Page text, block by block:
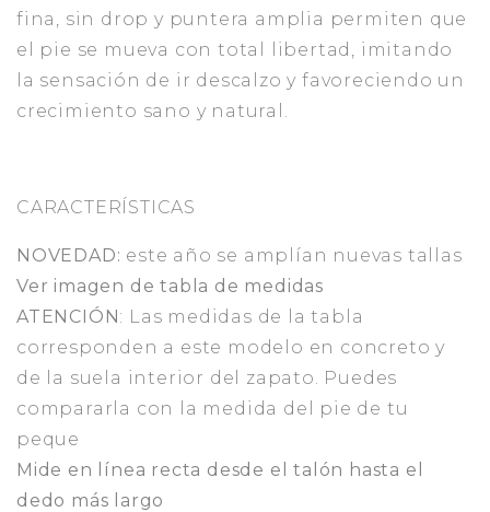
fina, sin drop y puntera amplia permiten que
el pie se mueva con total libertad, imitando
la sensación de ir descalzo y favoreciendo un
crecimiento sano y natural.
CARACTERÍSTICAS
NOVEDAD: este año se amplían nuevas tallas
Ver imagen de tabla de medidas
ATENCIÓN: Las medidas de la tabla
corresponden a este modelo en concreto y
de la suela interior del zapato. Puedes
compararla con la medida del pie de tu
peque
Mide en línea recta desde el talón hasta el
dedo más largo